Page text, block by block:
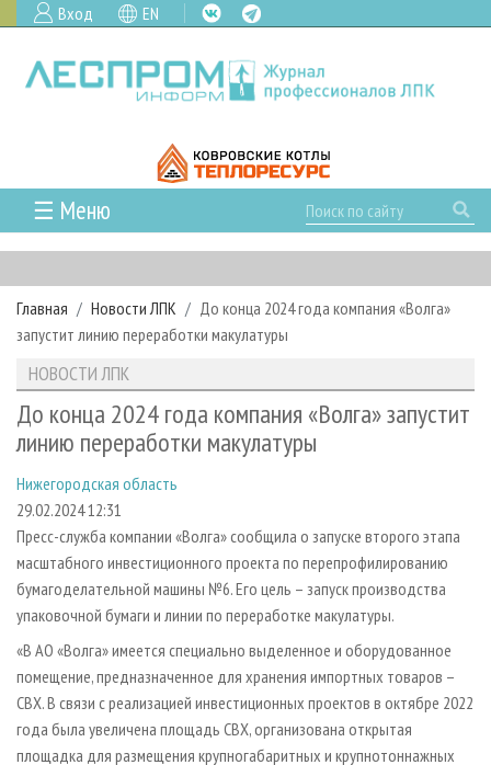
Вход EN
☰ Меню
ГЛАВНАЯ
РУБРИКИ И ТЕМЫ
РУБРИКИ ЖУРНАЛА
ЛЕСОЗАГОТОВКА
ЛЕСОПИЛЕНИЕ
СУШКА ДРЕВЕСИНЫ
ПРОИЗВОДСТВО ДРЕВЕСНЫХ ПЛИТ
ДЕРЕВЯННОЕ ДОМОСТРОЕНИЕ
ПРОИЗВОДСТВО МЕБЕЛИ
БИОЭНЕРГЕТИКА
ЦБП
ИНСТРУМЕНТ И МАТЕРИАЛЫ
НОВОСТИ
НОВОСТИ ЛПК
НОВОСТИ ЖУРНАЛА
ПРОЕКТЫ ЛПИ
АНАЛИТИКА
ПРЕДПРИЯТИЯ ЛПК
ПЕРСОНЫ
МОБИЛЬНЫЕ ВЫСТАВКИ
ОФИЦИАЛЬНЫЕ ДЕЛЕГАЦИИ
ПРИОРИТЕТНЫЕ ИНВЕСТПРОЕКТЫ
RUSSIAN FORESTRY REVIEW
ГАЗЕТА ЛЕСПРОМФОРУМ
БИБЛИОТЕКА СПЕЦИАЛИСТА
АРХИВ ЖУРНАЛОВ
О ЖУРНАЛЕ
КОНТАКТЫ
РЕКЛАМОДАТЕЛЯМ
РЕКЛАМА
РЕКЛАМА НА САЙТЕ
Главная Новости ЛПК
До конца 2024 года компания «Волга»
запустит линию переработки макулатуры
НОВОСТИ ЛПК
До конца 2024 года компания «Волга» запустит
линию переработки макулатуры
Нижегородская область
29.02.2024 12:31
Пресс-служба компании «Волга» сообщила о запуске второго этапа
масштабного инвестиционного проекта по перепрофилированию
бумагоделательной машины №6. Его цель – запуск производства
упаковочной бумаги и линии по переработке макулатуры.
«В АО «Волга» имеется специально выделенное и оборудованное
помещение, предназначенное для хранения импортных товаров –
СВХ. В связи с реализацией инвестиционных проектов в октябре 2022
года была увеличена площадь СВХ, организована открытая
площадка для размещения крупногабаритных и крупнотоннажных